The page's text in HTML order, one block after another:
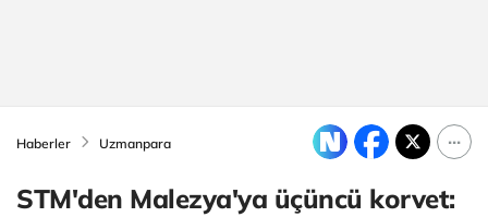
Haberler Uzmanpara
STM'den Malezya'ya üçüncü korvet: